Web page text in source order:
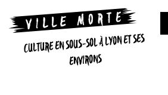
CULTURE EN SOUS-SOL À LYON ET SES
ENVIRONS